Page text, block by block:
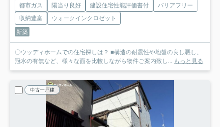
都市ガス 陽当り良好 建設住宅性能評価書付
バリアフリー
収納豊富
ウォークインクロゼット
新築
〇ウッディホームでの住宅探しは？ ■構造の耐震性や地盤の良し悪し、
冠水の有無など、様々な面を比較しながら物件ご案内致し... もっと見る
中古一戸建